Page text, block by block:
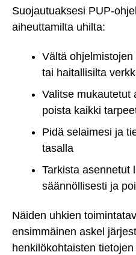
Suojautuaksesi PUP-
aiheuttamilta uhilta:
Vältä
tai haitallisilta
Valitse mukautetut
poista kaikki
Pidä selaimesi ja
tasalla
Tarkista asennetut
säännöllisesti ja
Näiden uhkien
ensimmäinen askel
henkilökohtaisten